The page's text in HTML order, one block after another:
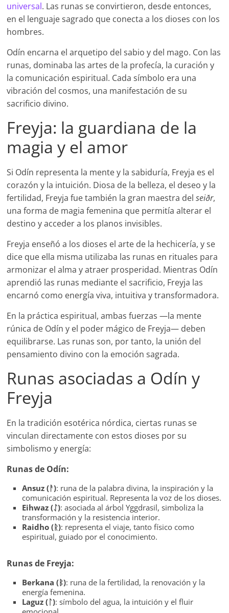
universal. Las runas se convirtieron, desde entonces,
en el lenguaje sagrado que conecta a los dioses con los
hombres.
Odín encarna el arquetipo del sabio y del mago. Con las
runas, dominaba las artes de la profecía, la curación y
la comunicación espiritual. Cada símbolo era una
vibración del cosmos, una manifestación de su
sacrificio divino.
Freyja: la guardiana de la
magia y el amor
Si Odín representa la mente y la sabiduría, Freyja es el
corazón y la intuición. Diosa de la belleza, el deseo y la
fertilidad, Freyja fue también la gran maestra delseiðr,
una forma de magia femenina que permitía alterar el
destino y acceder a los planos invisibles.
Freyja enseñó a los dioses el arte de la hechicería, y se
dice que ella misma utilizaba las runas en rituales para
armonizar el alma y atraer prosperidad. Mientras Odín
aprendió las runas mediante el sacrificio, Freyja las
encarnó como energía viva, intuitiva y transformadora.
En la práctica espiritual, ambas fuerzas —la mente
rúnica de Odín y el poder mágico de Freyja— deben
equilibrarse. Las runas son, por tanto, la unión del
pensamiento divino con la emoción sagrada.
Runas asociadas a Odín y
Freyja
En la tradición esotérica nórdica, ciertas runas se
vinculan directamente con estos dioses por su
simbolismo y energía:
Runas de Odín:
Ansuz (ᚨ): runa de la palabra divina, la inspiración y la
comunicación espiritual. Representa la voz de los dioses.
Eihwaz (ᛇ): asociada al árbol Yggdrasil, simboliza la
transformación y la resistencia interior.
Raidho (ᚱ): representa el viaje, tanto físico como
espiritual, guiado por el conocimiento.
Runas de Freyja:
Berkana (ᛒ): runa de la fertilidad, la renovación y la
energía femenina.
Laguz (ᛚ): símbolo del agua, la intuición y el fluir